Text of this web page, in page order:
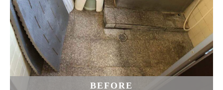
BEFORE